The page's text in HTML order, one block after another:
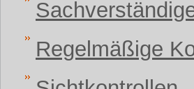
Regelmäßige